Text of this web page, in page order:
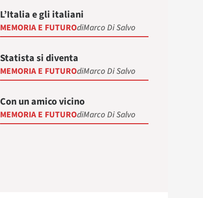
L’Italia e gli italiani
MEMORIA E FUTUROdiMarco Di Salvo
Statista si diventa
MEMORIA E FUTUROdiMarco Di Salvo
Con un amico vicino
MEMORIA E FUTUROdiMarco Di Salvo